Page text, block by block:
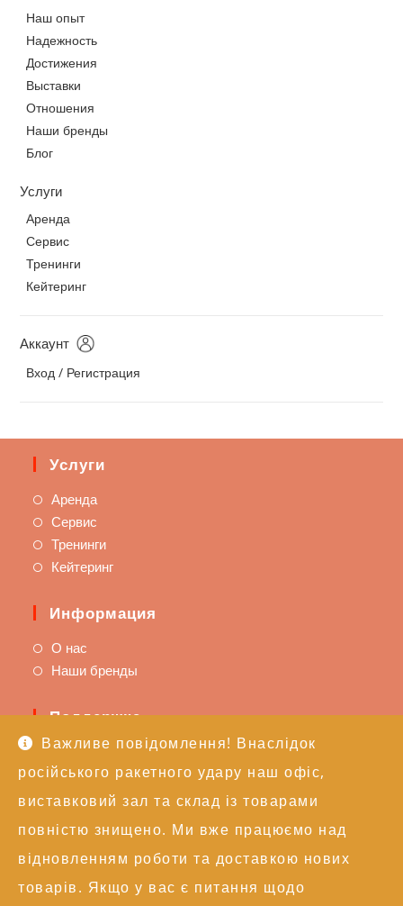
Важливе повідомлення! Внаслідок
російського ракетного удару наш офіс,
виставковий зал та склад із товарами
повністю знищено. Ми вже працюємо над
відновленням роботи та доставкою нових
товарів. Якщо у вас є питання щодо
Наш опыт
Надежность
Достижения
Выставки
Отношения
Наши бренды
Блог
Услуги
Аренда
Сервис
Тренинги
Кейтеринг
Аккаунт
Вход / Регистрация
Услуги
Аренда
Сервис
Тренинги
Кейтеринг
Информация
О нас
Наши бренды
Поддержка
Доставка и оплата
Политика возврата
Техподдержка
Контакты
info@alexgroupe.com